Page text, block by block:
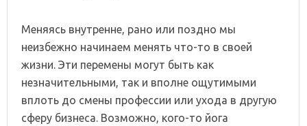
Меняясь внутренне, рано или поздно мы
неизбежно начинаем менять что-то в своей
жизни. Эти перемены могут быть как
незначительными, так и вполне ощутимыми
вплоть до смены профессии или ухода в другую
сферу бизнеса. Возможно, кого-то йога